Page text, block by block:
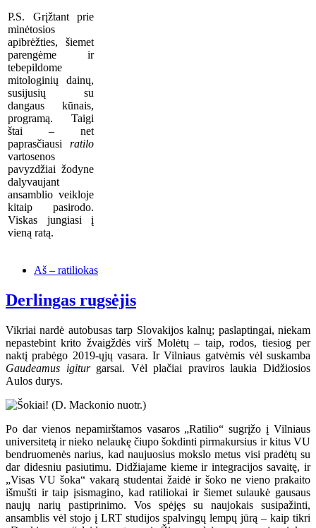
P.S. Grįžtant prie
minėtosios
apibrėžties, šiemet
parengėme ir
tebepildome
mitologinių dainų,
susijusių su
dangaus kūnais,
programą. Taigi
štai – net
paprasčiausi ratilo
vartosenos
pavyzdžiai žodyne
dalyvaujant
ansamblio veikloje
kitaip pasirodo.
Viskas jungiasi į
vieną ratą.
Aš – ratiliokas
Derlingas rugsėjis
Vikriai nardė autobusas tarp Slovakijos kalnų; paslaptingai, niekam
nepastebint krito žvaigždės virš Molėtų – taip, rodos, tiesiog per
naktį prabėgo 2019-ųjų vasara. Ir Vilniaus gatvėmis vėl suskamba
Gaudeamus igiturgarsai. Vėl plačiai praviros laukia Didžiosios
Aulos durys.
Po dar vienos nepamirštamos vasaros „Ratilio“ sugrįžo į Vilniaus
universitetą ir nieko nelaukę čiupo šokdinti pirmakursius ir kitus VU
bendruomenės narius, kad naujuosius mokslo metus visi pradėtų su
dar didesniu pasiutimu. Didžiajame kieme ir integracijos savaitę, ir
„Visas VU šoka“ vakarą studentai žaidė ir šoko ne vieno prakaito
išmušti ir taip įsismagino, kad ratiliokai ir šiemet sulaukė gausaus
naujų narių pastiprinimo. Vos spėjęs su naujokais susipažinti,
ansamblis vėl stojo į LRT studijos spalvingų lempų jūrą – kaip tikri